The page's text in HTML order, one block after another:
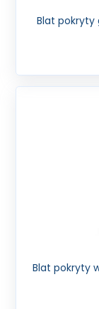
Blat pokryty
Blat pokryty